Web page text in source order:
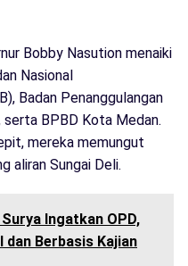
Bobby Nasution menaiki
Nasional
Badan Penanggulangan
serta BPBD Kota Medan.
mereka memungut
aliran Sungai Deli.
Ingatkan OPD,
dan Berbasis Kajian